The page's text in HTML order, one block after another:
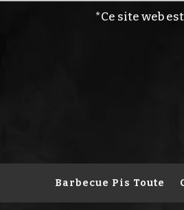
*Ce site web
Barbecue Pis Toute